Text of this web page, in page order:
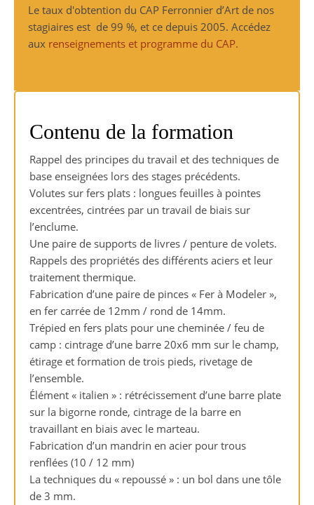
Le taux d'obtention du CAP Ferronnier d’Art de nos
stagiaires est de 99 %, et ce depuis 2005. Accédez
aux renseignements et programme du CAP.
Contenu de la formation
Rappel des principes du travail et des techniques de
base enseignées lors des stages précédents.
Volutes sur fers plats : longues feuilles à pointes
excentrées, cintrées par un travail de biais sur
l’enclume.
Une paire de supports de livres / penture de volets.
Rappels des propriétés des différents aciers et leur
traitement thermique.
Fabrication d’une paire de pinces « Fer à Modeler »,
en fer carrée de 12mm / rond de 14mm.
Trépied en fers plats pour une cheminée / feu de
camp : cintrage d’une barre 20x6 mm sur le champ,
étirage et formation de trois pieds, rivetage de
l’ensemble.
Élément « italien » : rétrécissement d’une barre plate
sur la bigorne ronde, cintrage de la barre en
travaillant en biais avec le marteau.
Fabrication d’un mandrin en acier pour trous
renflées (10 / 12 mm)
La techniques du « repoussé » : un bol dans une tôle
de 3 mm.